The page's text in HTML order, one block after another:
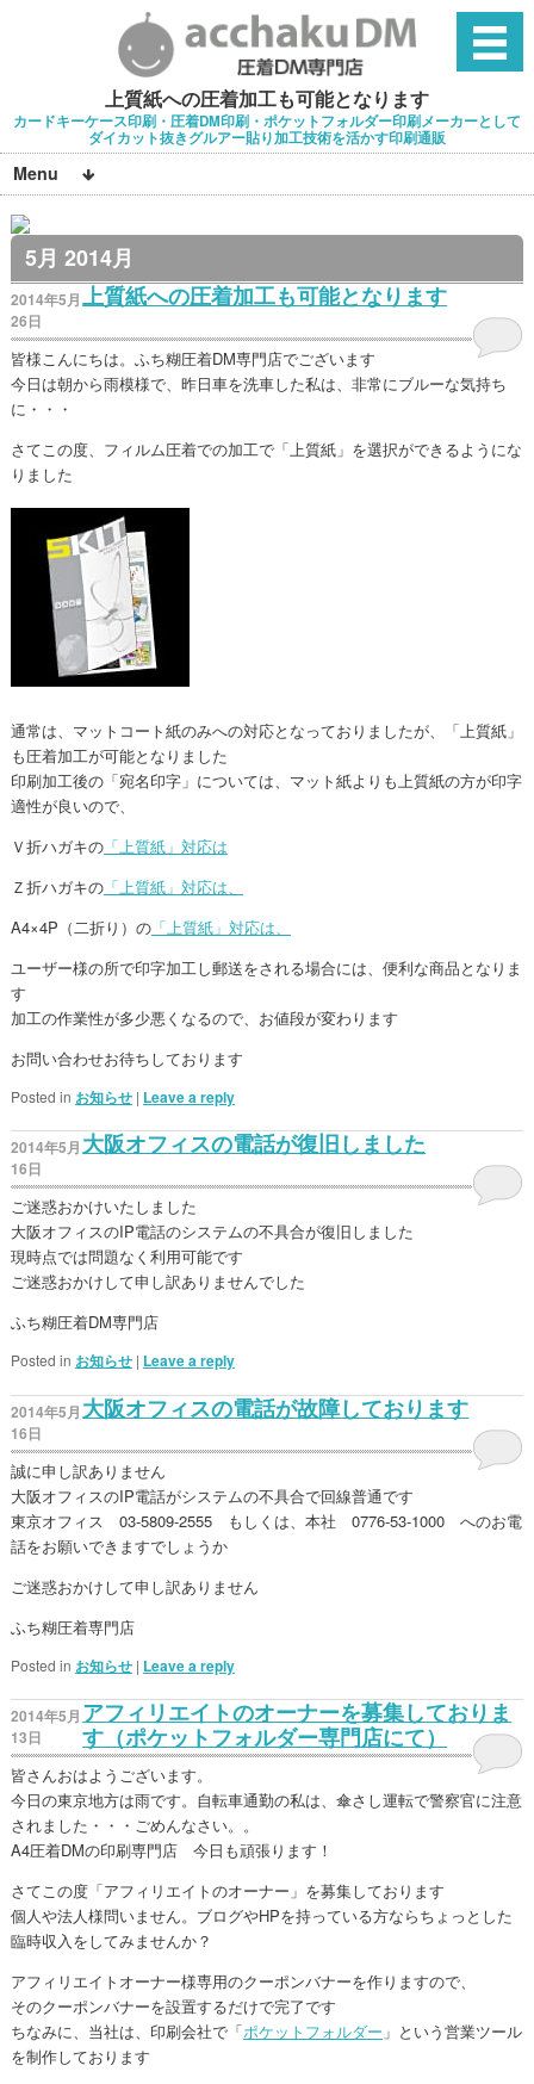
上質紙への圧着加工も可能となります
カードキーケース印刷・圧着DM印刷・ポケットフォルダー印刷メーカーとして
ダイカット抜きグルアー貼り加工技術を活かす印刷通販
Menu
5月 2014月
上質紙への圧着加工も可能となります
2014年5月
26日
皆様こんにちは。ふち糊圧着DM専門店でございます
今日は朝から雨模様で、昨日車を洗車した私は、非常にブルーな気持ち
に・・・
さてこの度、フィルム圧着での加工で「上質紙」を選択ができるようにな
りました
通常は、マットコート紙のみへの対応となっておりましたが、「上質紙」
も圧着加工が可能となりました
印刷加工後の「宛名印字」については、マット紙よりも上質紙の方が印字
適性が良いので、
Ｖ折ハガキの「上質紙」対応は
Ｚ折ハガキの「上質紙」対応は、
A4×4P（二折り）の「上質紙」対応は、
ユーザー様の所で印字加工し郵送をされる場合には、便利な商品となりま
す
加工の作業性が多少悪くなるので、お値段が変わります
お問い合わせお待ちしております
Posted in お知らせ | Leave a reply
大阪オフィスの電話が復旧しました
2014年5月
16日
ご迷惑おかけいたしました
大阪オフィスのIP電話のシステムの不具合が復旧しました
現時点では問題なく利用可能です
ご迷惑おかけして申し訳ありませんでした
ふち糊圧着DM専門店
Posted in お知らせ | Leave a reply
大阪オフィスの電話が故障しております
2014年5月
16日
誠に申し訳ありません
大阪オフィスのIP電話がシステムの不具合で回線普通です
東京オフィス 03-5809-2555 もしくは、本社 0776-53-1000 へのお電
話をお願いできますでしょうか
ご迷惑おかけして申し訳ありません
ふち糊圧着専門店
Posted in お知らせ | Leave a reply
アフィリエイトのオーナーを募集しておりま
す（ポケットフォルダー専門店にて）
2014年5月
13日
皆さんおはようございます。
今日の東京地方は雨です。自転車通勤の私は、傘さし運転で警察官に注意
されました・・・ごめんなさい。。
A4圧着DMの印刷専門店 今日も頑張ります！
さてこの度「アフィリエイトのオーナー」を募集しております
個人や法人様問いません。ブログやHPを持っている方ならちょっとした
臨時収入をしてみませんか？
アフィリエイトオーナー様専用のクーポンバナーを作りますので、
そのクーポンバナーを設置するだけで完了です
ちなみに、当社は、印刷会社で「ポケットフォルダー 」という営業ツール
を制作しております